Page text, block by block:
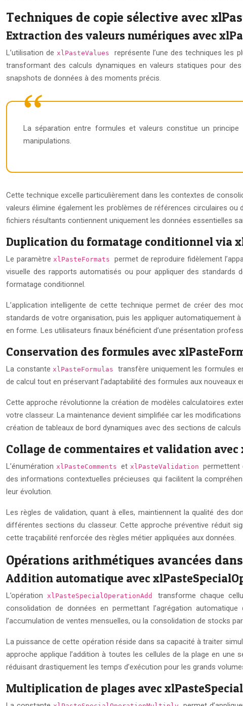
Techniques de copie sélective avec
Extraction des valeurs numériques avec
L’utilisation de xlPasteValues représente l’une des techniques les
transformant des calculs dynamiques en valeurs statiques pour
snapshots de données à des moments précis.
La séparation entre formules et valeurs constitue un
manipulations.
Cette technique excelle particulièrement dans les contextes de
valeurs élimine également les problèmes de références circulaires
fichiers résultants contiennent uniquement les données essentielles
Duplication du formatage conditionnel via
Le paramètre xlPasteFormatspermet de reproduire fidèlement
visuelle des rapports automatisés ou pour appliquer des
formatage conditionnel.
L’application intelligente de cette technique permet de créer des
standards de votre organisation, puis les appliquer automatiquement
en forme. Les utilisateurs finaux bénéficient d’une présentation
Conservation des formules avec
La constante xlPasteFormulastransfère uniquement les formules
de calcul tout en préservant l’adaptabilité des formules aux
Cette approche révolutionne la création de modèles calculatoires
votre classeur. La maintenance devient simplifiée car les
création de tableaux de bord dynamiques avec des sections de
Collage de commentaires et validation avec
L’énumération xlPasteCommentset xlPasteValidationpermettent
des informations contextuelles précieuses qui facilitent la
leur évolution.
Les règles de validation, quant à elles, maintiennent la qualité des
différentes sections du classeur. Cette approche préventive réduit
cette traçabilité renforcée des règles métier appliquées aux données.
Opérations arithmétiques avancées
Addition automatique avec
L’opération xlPasteSpecialOperationAddtransforme chaque
consolidation de données en permettant l’agrégation
l’accumulation de ventes mensuelles, ou la consolidation de stocks
La puissance de cette opération réside dans sa capacité à traiter
approche applique l’addition à toutes les cellules de la plage en une
réduisant drastiquement les temps d’exécution pour les grands
Multiplication de plages avec